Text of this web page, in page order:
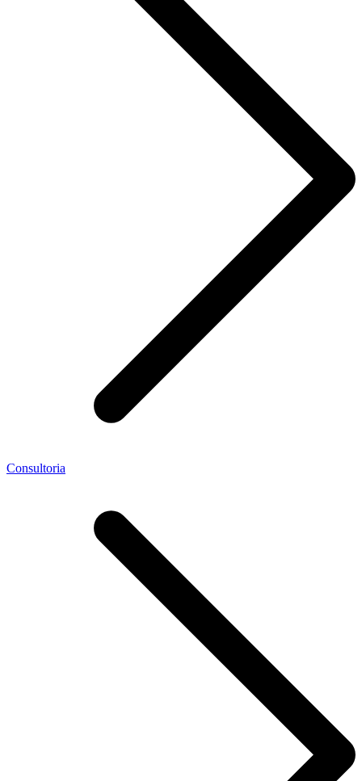
Consultoria